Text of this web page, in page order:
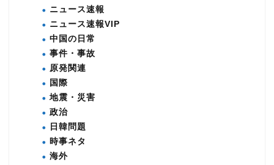
ニュース速報
ニュース速報VIP
中国の日常
事件・事故
原発関連
国際
地震・災害
政治
日韓問題
時事ネタ
海外